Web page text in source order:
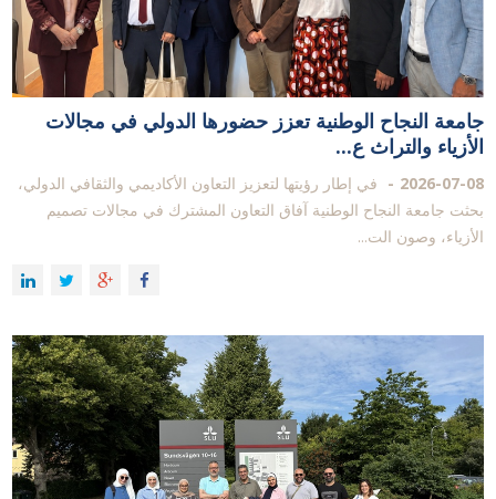
جامعة النجاح الوطنية تعزز حضورها الدولي في مجالات
الأزياء والتراث ع...
2026-07-08
في إطار رؤيتها لتعزيز التعاون الأكاديمي والثقافي الدولي،
بحثت جامعة النجاح الوطنية آفاق التعاون المشترك في مجالات تصميم
الأزياء، وصون الت...